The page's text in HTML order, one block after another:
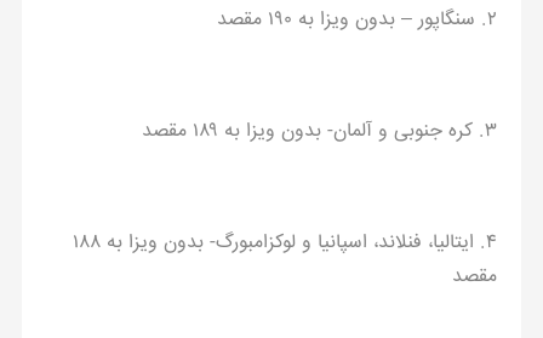
۲. سنگاپور – بدون ویزا به ۱۹۰ مقصد
۳. کره جنوبی و آلمان- بدون ویزا به ۱۸۹ مقصد
۴. ایتالیا، فنلاند، اسپانیا و لوکزامبورگ- بدون ویزا به ۱۸۸
مقصد